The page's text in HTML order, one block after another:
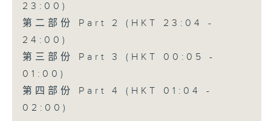
23:00)
第二部份 Part 2 (HKT 23:04 -
24:00)
第三部份 Part 3 (HKT 00:05 -
01:00)
第四部份 Part 4 (HKT 01:04 -
02:00)